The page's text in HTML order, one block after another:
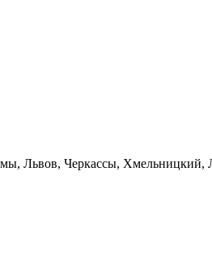
Львов, Черкассы, Хмельницкий,